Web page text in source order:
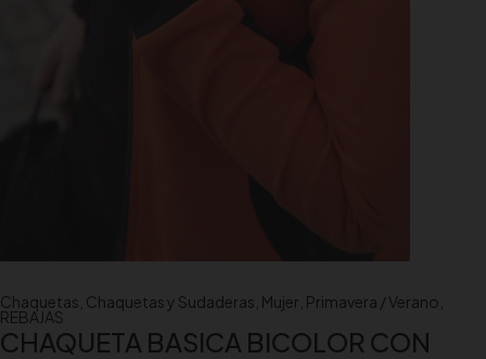
Chaquetas Chaquetas y Sudaderas Mujer Primavera / Verano
REBAJAS
CHAQUETA BASICA BICOLOR CON